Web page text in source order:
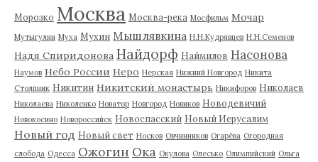
Морозко Москва Москва-река Мосфильм Мочар
Мутыгулин Муха Мухин Мышлявкина Н.Н.Кудрявцев Н.Н.Семенов
Надя Спиридонова Найдорф Наймилов Насонова
Наумов Небо России Неро Нерская Нижний Новгород Никита
Столпник Никитин Никитский монастырь Никифоров Николаев
Николаева Николенко Новатор Новгород Новиков Новодевичий
Новокосино Новороссийск Новоспасский Новый Иерусалим
Новый год Новый свет Носков Овчинников Огарёва Огородная
слобода Одесса Ожогин Ока Окулова Олесько Олимпийский Ольга